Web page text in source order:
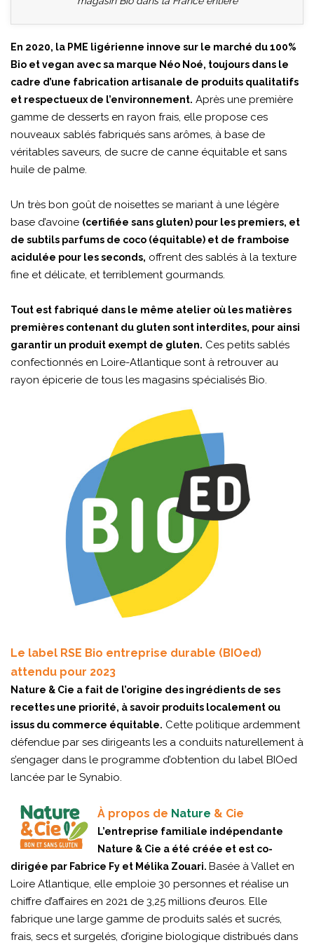
En 2020, la PME ligérienne innove sur le marché du 100%
Bio et vegan avec sa marque Néo Noé, toujours dans le
cadre d’une fabrication artisanale de produits qualitatifs
et respectueux de l’environnement. Après une première
gamme de desserts en rayon frais, elle propose ces
nouveaux sablés fabriqués sans arômes, à base de
véritables saveurs, de sucre de canne équitable et sans
huile de palme.
Un très bon goût de noisettes se mariant à une légère
base d’avoine (certifiée sans gluten) pour les premiers, et
de subtils parfums de coco (équitable) et de framboise
acidulée pour les seconds, offrent des sablés à la texture
fine et délicate, et terriblement gourmands.
Tout est fabriqué dans le même atelier où les matières
premières contenant du gluten sont interdites, pour ainsi
garantir un produit exempt de gluten. Ces petits sablés
confectionnés en Loire-Atlantique sont à retrouver au
rayon épicerie de tous les magasins spécialisés Bio.
Le label RSE Bio entreprise durable (BIOed)
attendu pour 2023
Nature & Cie a fait de l’origine des ingrédients de ses
recettes une priorité, à savoir produits localement ou
issus du commerce équitable. Cette politique ardemment
défendue par ses dirigeants les a conduits naturellement à
s’engager dans le programme d’obtention du label BIOed
lancée par le Synabio.
À propos de Nature & Cie
L’entreprise familiale indépendante
Nature & Cie a été créée et est co-
dirigée par Fabrice Fy et Mélika Zouari. Basée à Vallet en
Loire Atlantique, elle emploie 30 personnes et réalise un
chiffre d’affaires en 2021 de 3,25 millions d’euros. Elle
fabrique une large gamme de produits salés et sucrés,
frais, secs et surgelés, d’origine biologique distribués dans